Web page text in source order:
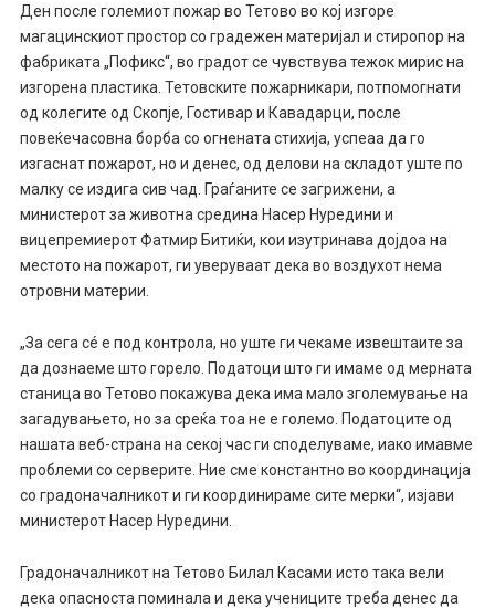
Ден после големиот пожар во Тетово во кој изгоре
магацинскиот простор со градежен материјал и стиропор на
фабриката „Пофикс“, во градот се чувствува тежок мирис на
изгорена пластика. Тетовските пожарникари, потпомогнати
од колегите од Скопје, Гостивар и Кавадарци, после
повеќечасовна борба со огнената стихија, успеаа да го
изгаснат пожарот, но и денес, од делови на складот уште по
малку се издига сив чад. Граѓаните се загрижени, а
министерот за животна средина Насер Нуредини и
вицепремиерот Фатмир Битиќи, кои изутринава дојдоа на
местото на пожарот, ги уверуваат дека во воздухот нема
отровни материи.
„За сега сé е под контрола, но уште ги чекаме извештаите за
да дознаеме што горело. Податоци што ги имаме од мерната
станица во Тетово покажува дека има мало зголемување на
загадувањето, но за среќа тоа не е големо. Податоците од
нашата веб-страна на секој час ги споделуваме, иако имавме
проблеми со серверите. Ние сме константно во координација
со градоначалникот и ги координираме сите мерки“, изјави
министерот Насер Нуредини.
Градоначалникот на Тетово Билал Касами исто така вели
дека опасноста поминала и дека учениците треба денес да